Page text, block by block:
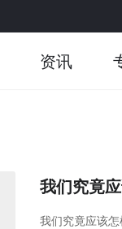
资讯
我们究竟
我们究竟应该